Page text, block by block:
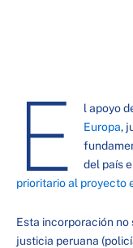
E l apoyo
Europa,
del país
prioritario al proyecto
Esta incorporación
justicia peruana